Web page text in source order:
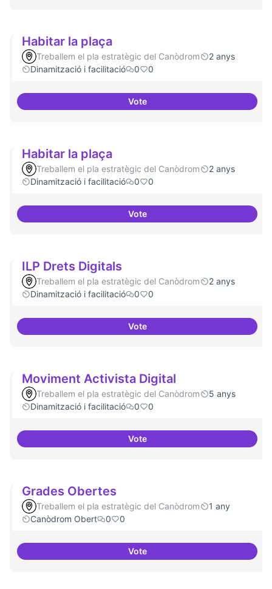
Habitar la plaça
Treballem el pla estratègic del Canòdrom
2 anys
Dinamització i facilitació
0 0
VoteHabitar la plaça
Habitar la plaça
Treballem el pla estratègic del Canòdrom
2 anys
Dinamització i facilitació
0 0
VoteHabitar la plaça
ILP Drets Digitals
Treballem el pla estratègic del Canòdrom
2 anys
Dinamització i facilitació
0 0
VoteILP Drets Digitals
Moviment Activista Digital
Treballem el pla estratègic del Canòdrom
5 anys
Dinamització i facilitació
0 0
VoteMoviment Activista Digital
Grades Obertes
Treballem el pla estratègic del Canòdrom
1 any
Canòdrom Obert
0 0
VoteGrades Obertes